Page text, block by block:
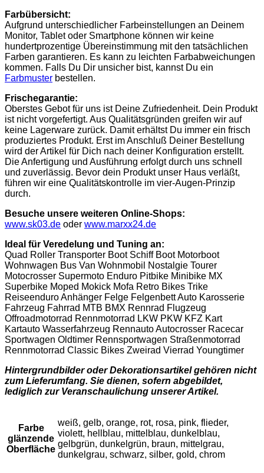
Farbübersicht:
Aufgrund unterschiedlicher Farbeinstellungen an Deinem
Monitor, Tablet oder Smartphone können wir keine
hundertprozentige Übereinstimmung mit den tatsächlichen
Farben garantieren. Es kann zu leichten Farbabweichungen
kommen. Falls Du Dir unsicher bist, kannst Du ein
Farbmuster bestellen.
Frischegarantie:
Oberstes Gebot für uns ist Deine Zufriedenheit. Dein Produkt
ist nicht vorgefertigt. Aus Qualitätsgründen greifen wir auf
keine Lagerware zurück. Damit erhältst Du immer ein frisch
produziertes Produkt. Erst im Anschluß Deiner Bestellung
wird der Artikel für Dich nach deiner Konfiguration erstellt.
Die Anfertigung und Ausführung erfolgt durch uns schnell
und zuverlässig. Bevor dein Produkt unser Haus verläßt,
führen wir eine Qualitätskontrolle im vier-Augen-Prinzip
durch.
Besuche unsere weiteren Online-Shops:
www.sk03.de oder www.marxx24.de
Ideal für Veredelung und Tuning an:
Quad Roller Transporter Boot Schiff Boot Motorboot
Wohnwagen Bus Van Wohnmobil Nostalgie Tourer
Motocrosser Supermoto Enduro Pitbike Minibike MX
Superbike Moped Mokick Mofa Retro Bikes Trike
Reiseenduro Anhänger Felge Felgenbett Auto Karosserie
Fahrzeug Fahrrad MTB BMX Rennrad Flugzeug
Offroadmotorrad Rennmotorrad LKW PKW KFZ Kart
Kartauto Wasserfahrzeug Rennauto Autocrosser Racecar
Sportwagen Oldtimer Rennsportwagen Straßenmotorrad
Rennmotorrad Classic Bikes Zweirad Vierrad Youngtimer
Hintergrundbilder oder Dekorationsartikel gehören nicht
zum Lieferumfang. Sie dienen, sofern abgebildet,
lediglich zur Veranschaulichung unserer Artikel.
Farbe
glänzende
Oberfläche
weiß, gelb, orange, rot, rosa, pink, flieder,
violett, hellblau, mittelblau, dunkelblau,
gelbgrün, dunkelgrün, braun, mittelgrau,
dunkelgrau, schwarz, silber, gold, chrom